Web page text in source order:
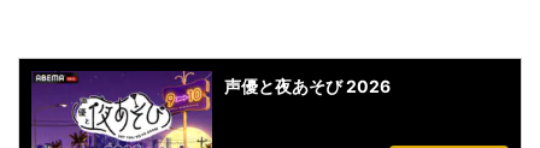
声優と夜あそび 2026